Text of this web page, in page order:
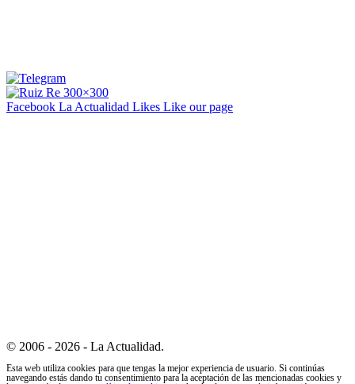
Facebook La Actualidad Likes Like our page
© 2006 - 2026 - La Actualidad.
Esta web utiliza cookies para que tengas la mejor experiencia de usuario. Si continúas
navegando estás dando tu consentimiento para la aceptación de las mencionadas cookies y